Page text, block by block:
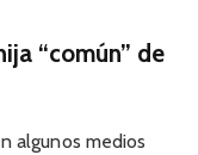
“común” de
algunos medios